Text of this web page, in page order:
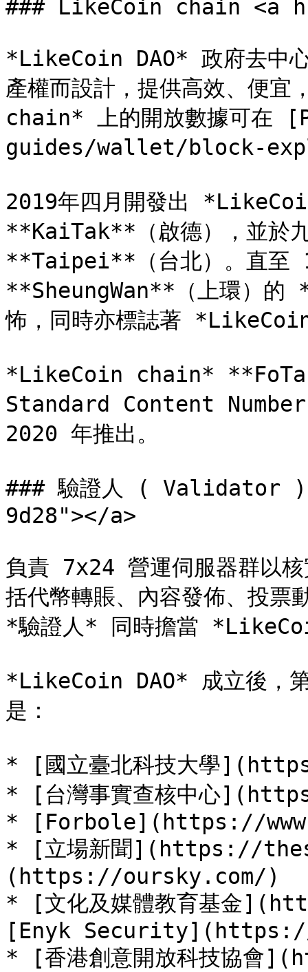
### LikeCoin chain <a
*LikeCoin DAO* 政府去中心
產權而設計，提供高效、便
chain* 上的開放數據可
guides/wallet/block-
2019年四月開發出
**KaiTak**（啟德），並於
**Taipei**（台北）。直至
**SheungWan**（上環）
怖，同時亦標誌著
*LikeCoin chain*
Standard Content
2020 年推出。
### 驗證人 ( Validator
9d28"></a>
負責 7x24 營運伺服器群以
括代幣轉賬、內容發佈、
*驗證人* 同時擔當
*LikeCoin DAO* 成立後，
是：
* [國立臺北科技大學
* [台灣事實查核中心
* [Forbole](https://
* [立場新聞](https://
(https://oursky.com/)
* [文化及媒體教育基金
[Enyk
* [香港創意開放科技協